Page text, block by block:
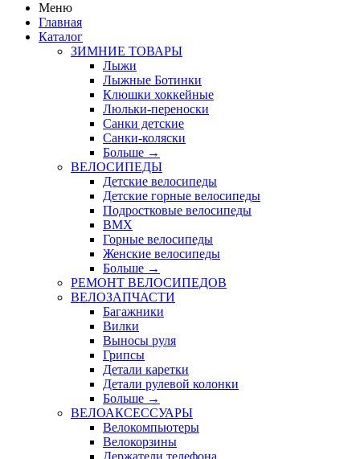
Меню
Главная
Каталог
ЗИМНИЕ ТОВАРЫ
Лыжи
Лыжные Ботинки
Клюшки хоккейные
Люльки-переноски
Санки детские
Санки-коляски
Больше →
ВЕЛОСИПЕДЫ
Детские велосипеды
Детские горные велосипеды
Подростковые велосипеды
BMX
Горные велосипеды
Женские велосипеды
Больше →
РЕМОНТ ВЕЛОСИПЕДОВ
ВЕЛОЗАПЧАСТИ
Багажники
Вилки
Выносы руля
Грипсы
Детали каретки
Детали рулевой колонки
Больше →
ВЕЛОАКСЕССУАРЫ
Велокомпьютеры
Велокорзины
Держатели телефона